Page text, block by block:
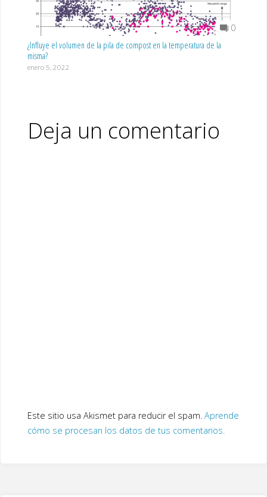
0
¿Influye el volumen de la pila de compost en la temperatura de la
misma?
enero 5, 2022
Deja un comentario
Este sitio usa Akismet para reducir el spam. Aprende
cómo se procesan los datos de tus comentarios.